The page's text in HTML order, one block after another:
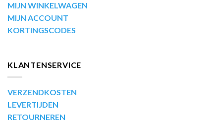
MIJN WINKELWAGEN
MIJN ACCOUNT
KORTINGSCODES
KLANTENSERVICE
VERZENDKOSTEN
LEVERTIJDEN
RETOURNEREN